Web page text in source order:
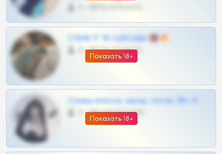
Показать 18+
СЛИВ ТГ 18 | ШКОДЫ 🔞🔥
0 •
Показать 18+
Сливы вписок, шкод, теток, 18+ тг
0 •